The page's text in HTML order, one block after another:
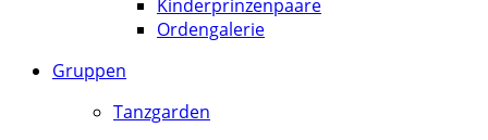
Kinderprinzenpaare
Ordengalerie
Gruppen
Tanzgarden